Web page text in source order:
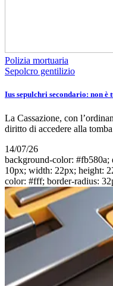
Polizia mortuaria
Sepolcro gentilizio
Ius sepulchri secondario: non è
La Cassazione, con
diritto di accedere alla
14/07/26
background-color:
10px; width: 22px; height:
color: #fff; border-radius: